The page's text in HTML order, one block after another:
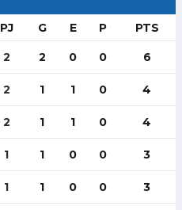
PJ G E P PTS
2 2 0 0 6
2 1 1 0 4
2 1 1 0 4
1 1 0 0 3
1 1 0 0 3